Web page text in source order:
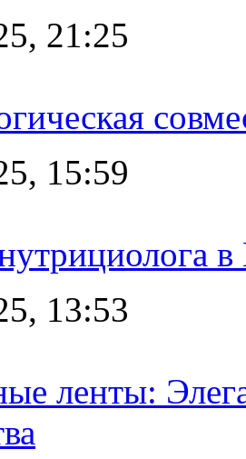
21:25
15:59
13:53
ленты: